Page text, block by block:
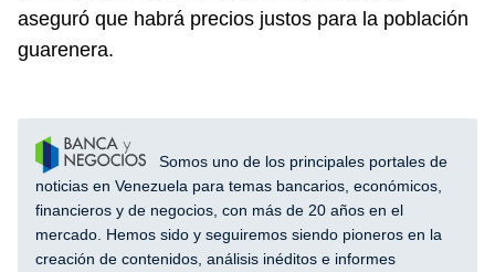
aseguró que habrá precios justos para la población
guarenera.
Somos uno de los principales portales de
noticias en Venezuela para temas bancarios, económicos,
financieros y de negocios, con más de 20 años en el
mercado. Hemos sido y seguiremos siendo pioneros en la
creación de contenidos, análisis inéditos e informes